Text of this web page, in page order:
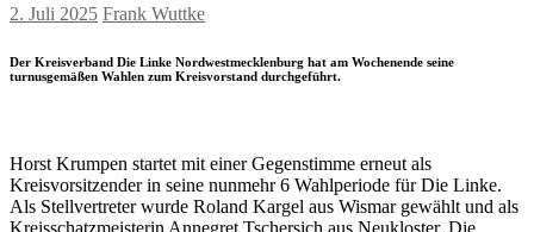
2. Juli 2025 Frank Wuttke
Der Kreisverband Die Linke Nordwestmecklenburg hat am Wochenende seine
turnusgemäßen Wahlen zum Kreisvorstand durchgeführt.
Horst Krumpen startet mit einer Gegenstimme erneut als
Kreisvorsitzender in seine nunmehr 6 Wahlperiode für Die Linke.
Als Stellvertreter wurde Roland Kargel aus Wismar gewählt und als
Kreisschatzmeisterin Annegret Tschersich aus Neukloster. Die